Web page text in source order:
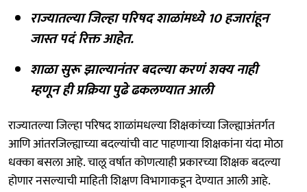
राज्यातल्या जिल्हा परिषद शाळांमध्ये 10 हजारांहून
जास्त पदं रिक्त आहेत.
शाळा सुरू झाल्यानंतर बदल्या करणं शक्य नाही
म्हणून ही प्रक्रिया पुढे ढकलण्यात आली
राज्यातल्या जिल्हा परिषद शाळांमधल्या शिक्षकांच्या जिल्ह्याअंतर्गत
आणि आंतरजिल्ह्याच्या बदल्यांची वाट पाहणाऱ्या शिक्षकांना यंदा मोठा
धक्का बसला आहे. चालू वर्षात कोणत्याही प्रकारच्या शिक्षक बदल्या
होणार नसल्याची माहिती शिक्षण विभागाकडून देण्यात आली आहे.